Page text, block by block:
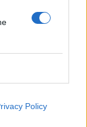
Policy